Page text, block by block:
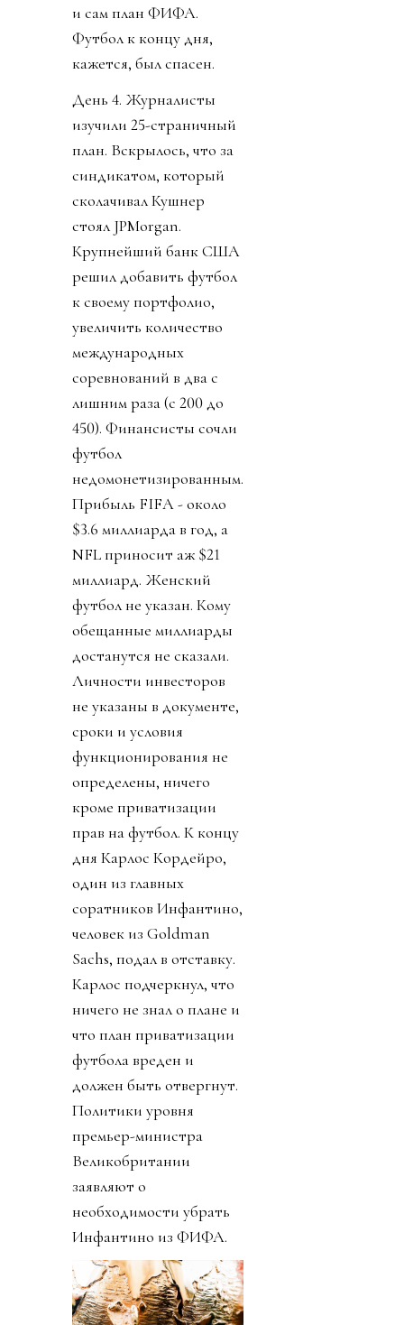
и сам план ФИФА.
Футбол к концу дня,
кажется, был спасен.
День 4. Журналисты
изучили 25-страничный
план. Вскрылось, что за
синдикатом, который
сколачивал Кушнер
стоял JPMorgan.
Крупнейший банк США
решил добавить футбол
к своему портфолио,
увеличить количество
международных
соревнований в два с
лишним раза (с 200 до
450). Финансисты сочли
футбол
недомонетизированным.
Прибыль FIFA - около
$3.6 миллиарда в год, а
NFL приносит аж $21
миллиард. Женский
футбол не указан. Кому
обещанные миллиарды
достанутся не сказали.
Личности инвесторов
не указаны в документе,
сроки и условия
функционирования не
определены, ничего
кроме приватизации
прав на футбол. К концу
дня Карлос Кордейро,
один из главных
соратников Инфантино,
человек из Goldman
Sachs, подал в отставку.
Карлос подчеркнул, что
ничего не знал о плане и
что план приватизации
футбола вреден и
должен быть отвергнут.
Политики уровня
премьер-министра
Великобритании
заявляют о
необходимости убрать
Инфантино из ФИФА.